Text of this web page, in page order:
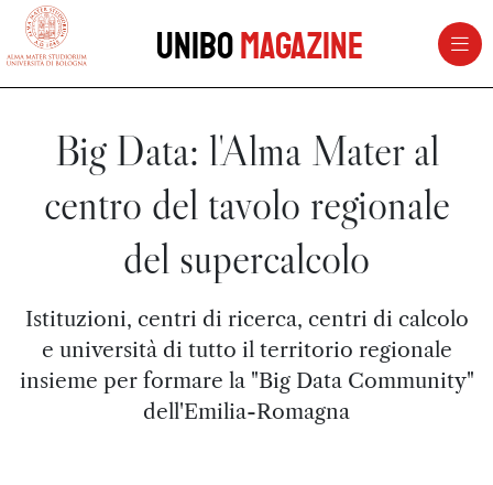
vai al contenuto della pagina
UniboMagazine
Big Data: l'Alma Mater al
centro del tavolo regionale
del supercalcolo
Istituzioni, centri di ricerca, centri di calcolo
e università di tutto il territorio regionale
insieme per formare la "Big Data Community"
dell'Emilia-Romagna